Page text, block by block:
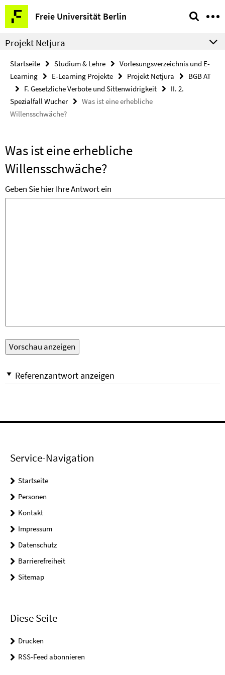
Springe
direkt
zu
Inhalt
Freie Universität Berlin
Service-
Navigation
Projekt Netjura
Startseite Studium & Lehre
Vorlesungsverzeichnis und E-
Learning
E-Learning Projekte Projekt Netjura
BGB AT
F. Gesetzliche Verbote und Sittenwidrigkeit
II. 2.
Spezialfall Wucher
Was ist eine erhebliche
Willensschwäche?
Was ist eine erhebliche
Willensschwäche?
Geben Sie hier Ihre Antwort ein
Referenzantwort anzeigen
Service-Navigation
Startseite
Personen
Kontakt
Impressum
Datenschutz
Barrierefreiheit
Sitemap
Diese Seite
Drucken
RSS-Feed abonnieren